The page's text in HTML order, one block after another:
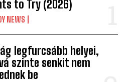
to Try (2026)
NEWS
legfurcsább helyei,
szinte senkit nem
be